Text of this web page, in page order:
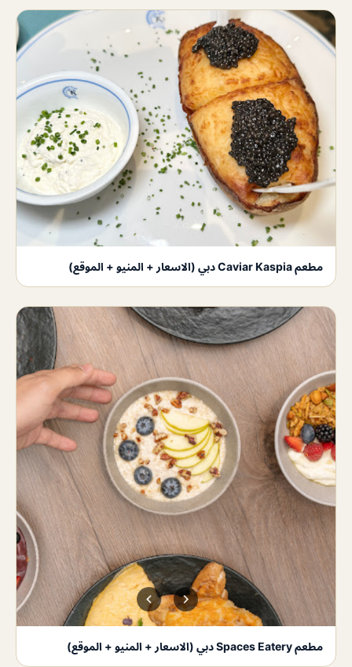
مطعم Caviar Kaspia دبي (الاسعار + المنيو + الموقع)
مطعم Spaces Eatery دبي (الاسعار + المنيو + الموقع)